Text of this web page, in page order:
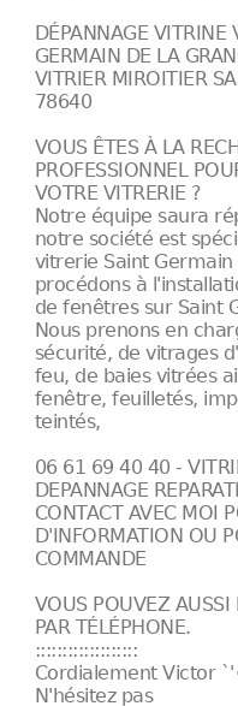
DÉPANNAGE VITRINE
GERMAIN DE LA
VITRIER MIROITIER
78640
VOUS ÊTES À LA
PROFESSIONNEL
VOTRE VITRERIE ?
Notre équipe saura
notre société est
vitrerie Saint
procédons à
de fenêtres sur Saint
Nous prenons en
sécurité, de vitrages
feu, de baies vitrées
fenêtre, feuilletés,
teintés,
06 61 69 40 40 -
DEPANNAGE
CONTACT AVEC MOI
D'INFORMATION OU
COMMANDE
VOUS POUVEZ AUSSI
PAR TÉLÉPHONE.
:::::::::::::::::::
Cordialement Victor
N'hésitez pas